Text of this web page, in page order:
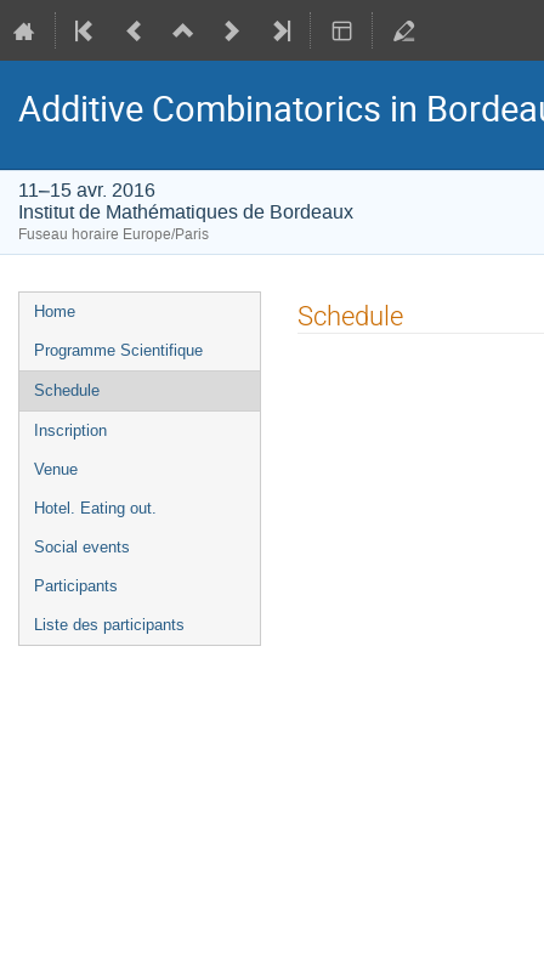
Additive Combinatorics in
11–15 avr. 2016
Institut de Mathématiques de Bordeaux
Fuseau horaire Europe/Paris
Menu
de
l'événement
Home
Programme Scientifique
Schedule
Inscription
Venue
Hotel. Eating out.
Social events
Participants
Liste des participants
Schedule